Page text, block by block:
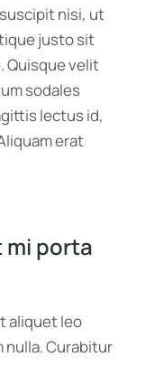
nisi, ut
justo sit
Quisque velit
sodales
lectus id,
erat
mi porta
aliquet leo
Curabitur